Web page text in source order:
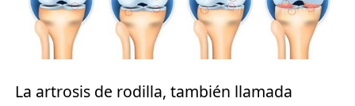
La artrosis de rodilla, también llamada